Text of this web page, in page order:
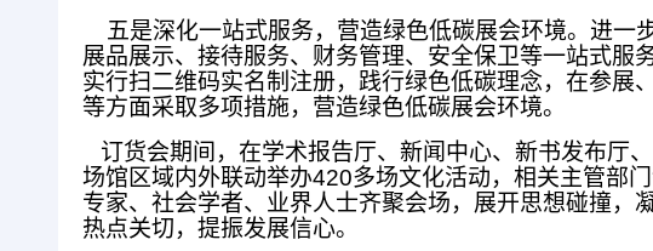
五是深化一站式服务，营造绿色低碳展会环境。进一
展品展示、接待服务、财务管理、安全保卫等一站式服
实行扫二维码实名制注册，践行绿色低碳理念，在参展
等方面采取多项措施，营造绿色低碳展会环境。
订货会期间，在学术报告厅、新闻中心、新书发布厅
场馆区域内外联动举办420多场文化活动，相关主管部
专家、社会学者、业界人士齐聚会场，展开思想碰撞，
热点关切，提振发展信心。